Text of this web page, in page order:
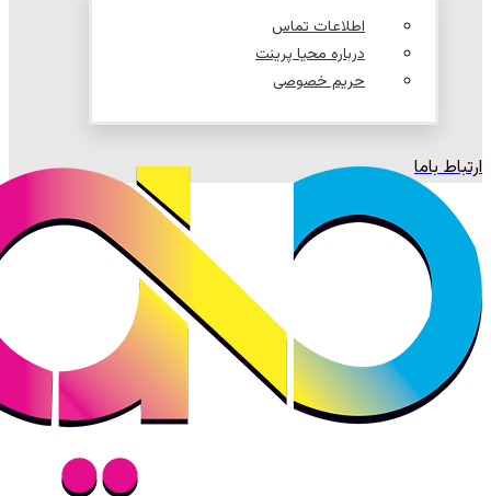
اطلاعات تماس
درباره محیا پرینت
حریم خصوصی
ارتباط باما